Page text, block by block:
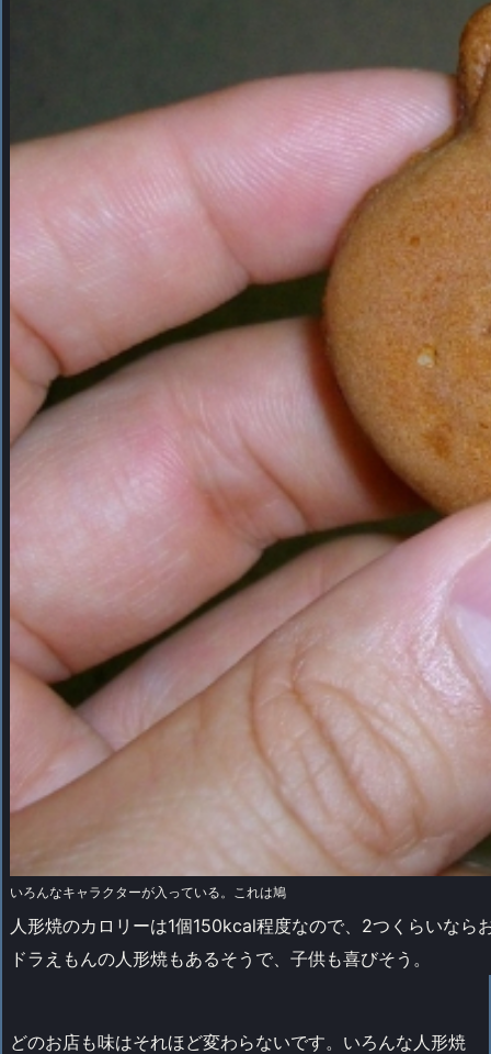
いろんなキャラクターが入っている。これは鳩
人形焼のカロリーは1個150kcal程度なので、2つくらいなら
ドラえもんの人形焼もあるそうで、子供も喜びそう。
どのお店も味はそれほど変わらないです。いろんな人形焼